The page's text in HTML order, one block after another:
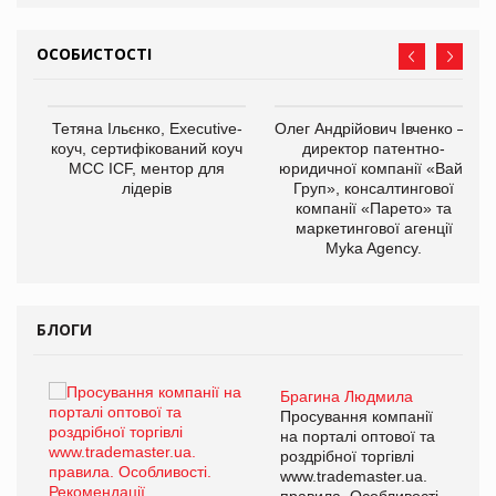
ОСОБИСТОСТІ
Тетяна Ільєнко, Executive-
коуч, сертифікований коуч
МСС ICF, ментор для
лідерів
Олег Андрійович Івченко —
директор патентно-
юридичної компанії «Вайз
Груп», консалтингової
компанії «Парето» та
маркетингової агенції
Myka Agency.
БЛОГИ
Брагина Людмила
Просування компанії
на порталі оптової та
роздрібної торгівлі
www.trademaster.ua.